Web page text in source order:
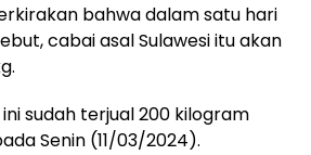
bahwa dalam satu hari
cabai asal Sulawesi itu akan
sudah terjual 200 kilogram
Senin (11/03/2024).